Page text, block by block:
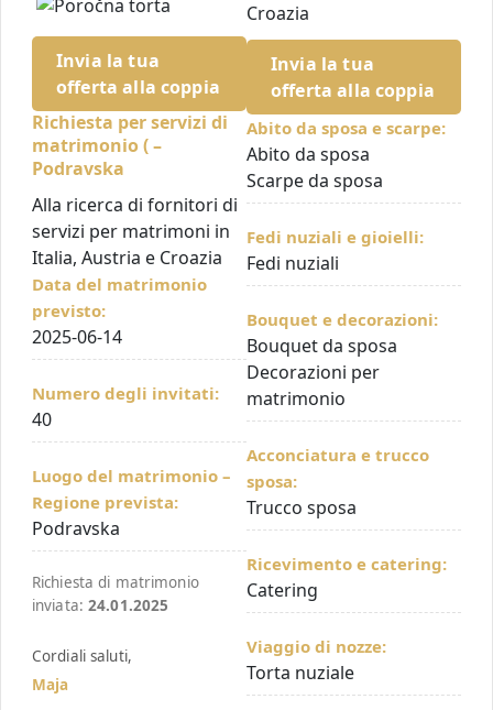
Invia la tua
offerta alla coppia
Richiesta per servizi di
matrimonio ( –
Podravska
Alla ricerca di fornitori di
servizi per matrimoni in
Italia, Austria e Croazia
Data del matrimonio
previsto:
2025-06-14
Numero degli invitati:
40
Luogo del matrimonio –
Regione prevista:
Podravska
Richiesta di matrimonio
inviata:24.01.2025
Cordiali saluti,
Maja
Croazia
Invia la tua
offerta alla coppia
Abito da sposa e scarpe:
Abito da sposa
Scarpe da sposa
Fedi nuziali e gioielli:
Fedi nuziali
Bouquet e decorazioni:
Bouquet da sposa
Decorazioni per
matrimonio
Acconciatura e trucco
sposa:
Trucco sposa
Ricevimento e catering:
Catering
Viaggio di nozze:
Torta nuziale